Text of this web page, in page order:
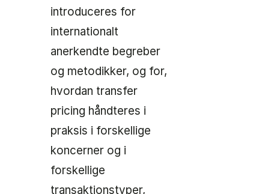
introduceres for
internationalt
anerkendte begreber
og metodikker, og for,
hvordan transfer
pricing håndteres i
praksis i forskellige
koncerner og i
forskellige
transaktionstyper,